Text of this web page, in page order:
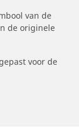
van de
de originele
voor de